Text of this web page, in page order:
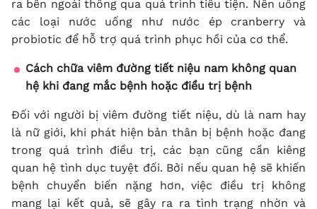
ra bên ngoài thông qua quá trình tiểu tiện. Nên uống
các loại nước uống như nước ép cranberry và
probiotic để hỗ trợ quá trình phục hồi của cơ thể.
Cách chữa viêm đường tiết niệu nam không quan
hệ khi đang mắc bệnh hoặc điều trị bệnh
Đối với người bị viêm đường tiết niệu, dù là nam hay
là nữ giới, khi phát hiện bản thân bị bệnh hoặc đang
trong quá trình điều trị, các bạn cũng cần kiêng
quan hệ tình dục tuyệt đối. Bởi nếu quan hệ sẽ khiến
bệnh chuyển biến nặng hơn, việc điều trị không
mang lại kết quả, sẽ gây ra ra tình trạng nhờn và